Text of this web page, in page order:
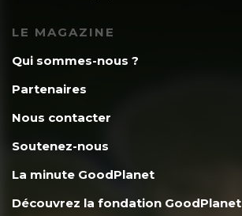
LE MAGAZINE
Qui sommes-nous ?
Partenaires
Nous contacter
Soutenez-nous
La minute GoodPlanet
Découvrez la fondation GoodPlanet